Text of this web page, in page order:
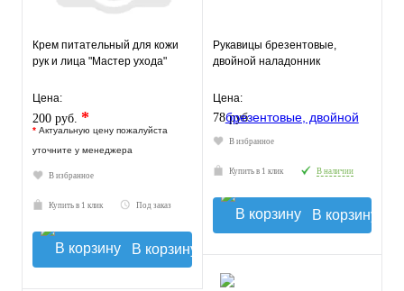
Крем питательный для кожи
рук и лица "Мастер ухода"
Цена:
200 руб. *
* Актуальную цену пожалуйста
уточните у менеджера
В избранное
Купить в 1 клик Под заказ
В корзину
Рукавицы брезентовые,
двойной наладонник
Цена:
78 руб.
В избранное
Купить в 1 клик В наличии
В корзину